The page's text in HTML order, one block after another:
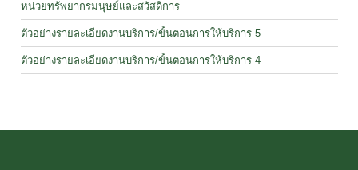
หน่วยทรัพยากรมนุษย์และสวัสดิการ
ตัวอย่างรายละเอียดงานบริการ/ขั้นตอนการให้บริการ 5
ตัวอย่างรายละเอียดงานบริการ/ขั้นตอนการให้บริการ 4